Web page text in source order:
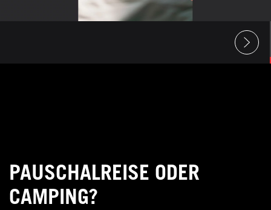
PAUSCHALREISE ODER
CAMPING?